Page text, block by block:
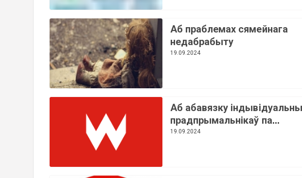
Аб праблемах сямейнага
недабрабыту
19.09.2024
Аб абавязку
прадпрымальнікаў па
прадстаўленні падатковых
19.09.2024